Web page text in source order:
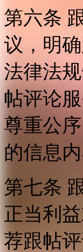
第六条
议，明
法律法
帖评论
尊重公
的信息内
第七条
正当利
荐跟帖